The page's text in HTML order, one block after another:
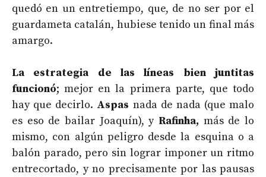
quedó en un entretiempo, que, de no ser por el
guardameta catalán, hubiese tenido un final más
amargo.
La estrategia de las líneas bien juntitas
funcionó; mejor en la primera parte, que todo
hay que decirlo. Aspas nada de nada (que malo
es eso de bailar Joaquín), y Rafinha, más de lo
mismo, con algún peligro desde la esquina o a
balón parado, pero sin lograr imponer un ritmo
entrecortado, y no precisamente por las pausas